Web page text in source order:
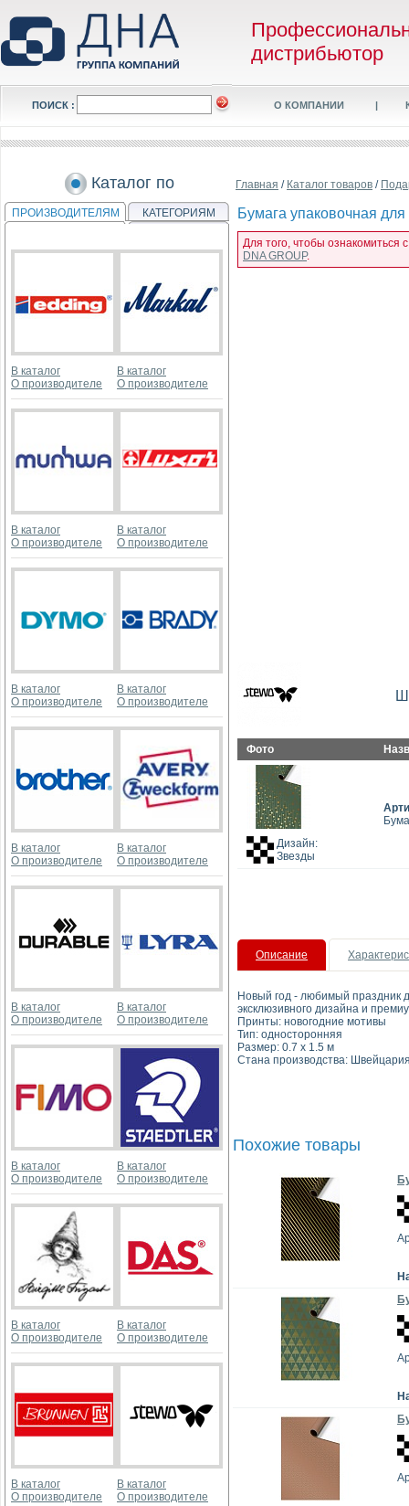
дистрибьютор
ПОИСК : О КОМПАНИИ |
Каталог по
ПРОИЗВОДИТЕЛЯМ КАТЕГОРИЯМ
В каталог
О производителе
В каталог
О производителе
В каталог
О производителе
В каталог
О производителе
В каталог
О производителе
В каталог
О производителе
В каталог
О производителе
В каталог
О производителе
В каталог
О производителе
В каталог
О производителе
В каталог
О производителе
В каталог
О производителе
В каталог
О производителе
В каталог
О производителе
В каталог
О производителе
В каталог
О производителе
Главная / Каталог товаров /
Бумага упаковочная
Для того, чтобы ознакомиться
DNA GROUP.
Фото
Дизайн:
Звезды
Описание
Новый год - любимый праздник
эксклюзивного дизайна и
Принты: новогодние мотивы
Тип: односторонняя
Размер:
Стана производства:
Похожие товары